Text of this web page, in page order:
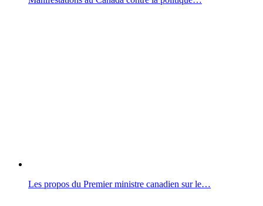
Les propos du Premier ministre canadien sur le…